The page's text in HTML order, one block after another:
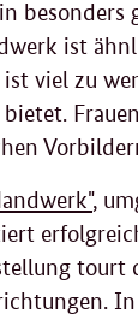
ist
viel zu
,